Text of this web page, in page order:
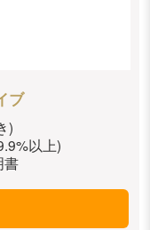
ブ
)
以上)
書